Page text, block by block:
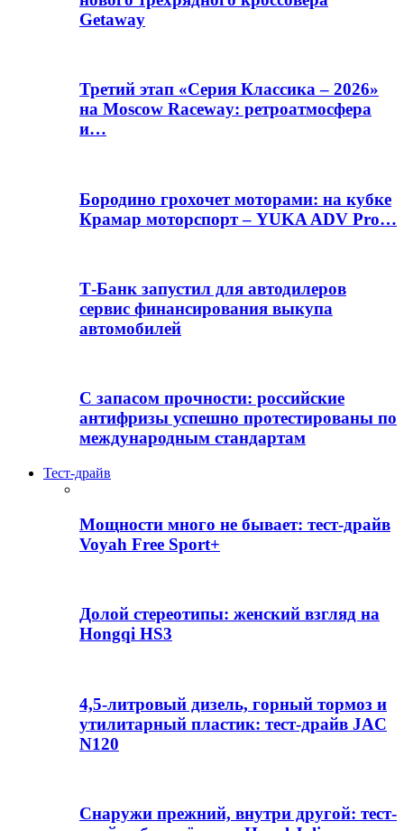
Getaway
Третий этап «Серия Классика – 2026»
на Moscow Raceway: ретроатмосфера
и…
Бородино грохочет моторами: на кубке
Крамар моторспорт – YUKA ADV Pro…
Т-Банк запустил для автодилеров
сервис финансирования выкупа
автомобилей
С запасом прочности: российские
антифризы успешно протестированы по
международным стандартам
Тест-драйв
Мощности много не бывает: тест-драйв
Voyah Free Sport+
Долой стереотипы: женский взгляд на
Hongqi HS3
4,5-литровый дизель, горный тормоз и
утилитарный пластик: тест-драйв JAC
N120
Снаружи прежний, внутри другой: тест-